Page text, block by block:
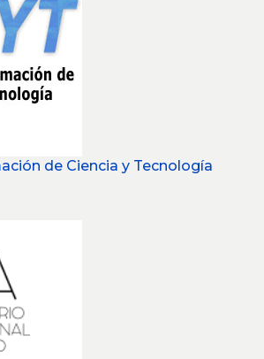
de Ciencia y Tecnología